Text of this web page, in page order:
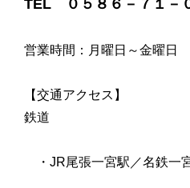
TEL ０５８６－７１－
営業時間：月曜日～金曜日
【交通アクセス】
鉄道
・JR尾張一宮駅／名鉄一